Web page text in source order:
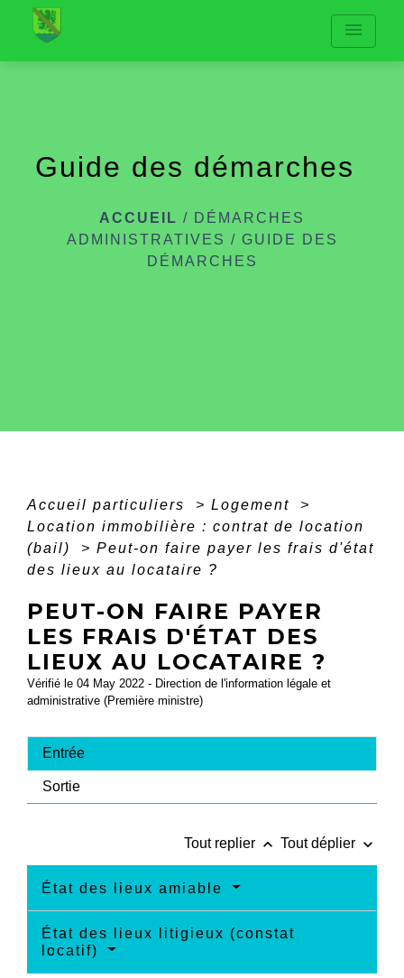
menu
Guide des démarches
ACCUEIL / DÉMARCHES
ADMINISTRATIVES / GUIDE DES
DÉMARCHES
Accueil particuliers > Logement
>
Location immobilière : contrat de location
(bail)
> Peut-on faire payer les frais d'état
des lieux au locataire ?
PEUT-ON FAIRE PAYER
LES FRAIS D'ÉTAT DES
LIEUX AU LOCATAIRE ?
Vérifié le 04 May 2022 - Direction de l'information légale et
administrative (Première ministre)
Entrée
Sortie
Tout replier keyboard_arrow_up Tout déplier keyboard_arrow_down
État des lieux amiable
État des lieux litigieux (constat
locatif)